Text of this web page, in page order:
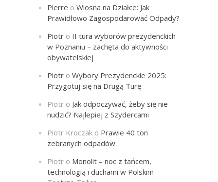
Pierre oWiosna na Działce: Jak
Prawidłowo Zagospodarować Odpady?
Piotr o II tura wyborów prezydenckich
w Poznaniu – zachęta do aktywności
obywatelskiej
Piotr oWybory Prezydenckie 2025:
Przygotuj się na Drugą Turę
Piotr o Jak odpoczywać, żeby się nie
nudzić? Najlepiej z Szydercami
Piotr Kroczak o Prawie 40 ton
zebranych odpadów
Piotr o Monolit – noc z tańcem,
technologią i duchami w Polskim